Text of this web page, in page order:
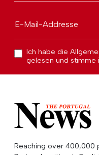
E-Mail-Addresse
Ich habe die
gelesen und stimme
Reaching over 400,000